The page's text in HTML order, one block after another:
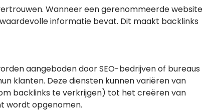
Wanneer een gerenommeerde website
informatie bevat. Dit maakt backlinks
aangeboden door SEO-bedrijven of bureaus
klanten. Deze diensten kunnen variëren van
backlinks te verkrijgen) tot het creëren van
wordt opgenomen.